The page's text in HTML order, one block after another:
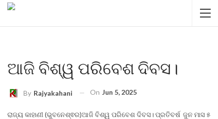
ଆଜି ବିଶ୍ୱ ପରିବେଶ ଦିବସ।
By Rajyakahani On Jun 5, 2025
ରାଜ୍ୟ କାହାଣୀ (ଭୁବନେଶ୍ଵର)ଆଜି ବିଶ୍ୱ ପରିବେଶ ଦିବସ। ପ୍ରତିବର୍ଷ ଜୁନ ମାସ ୫